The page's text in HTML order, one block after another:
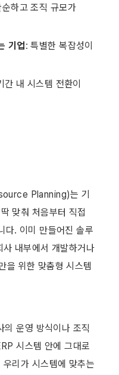
하고 조직 규모가
기업: 특별한 복잡성이
간 내 시스템 전환이
Planning)는 기
맞춰 처음부터 직접
다. 이미 만들어진 솔루
내부에서 개발하거나
을 위한 맞춤형 시스템
운영 방식이나 조직
시스템 안에 그대로
리가 시스템에 맞추는